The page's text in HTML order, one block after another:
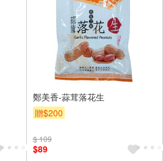
鄭美香-蒜茸落花生
贈$200
$ 109
$89